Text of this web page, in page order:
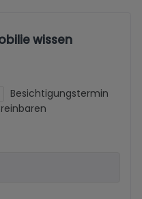
wissen
Besichtigungstermin